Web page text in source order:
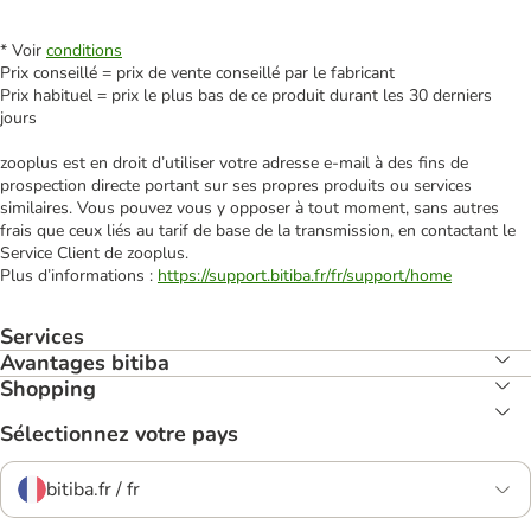
* Voir conditions
Prix conseillé = prix de vente conseillé par le fabricant
Prix habituel = prix le plus bas de ce produit durant les 30 derniers
jours
zooplus est en droit d’utiliser votre adresse e‑mail à des fins de
prospection directe portant sur ses propres produits ou services
similaires. Vous pouvez vous y opposer à tout moment, sans autres
frais que ceux liés au tarif de base de la transmission, en contactant le
Service Client de zooplus.
Plus d’informations : https://support.bitiba.fr/fr/support/home
Services
Avantages bitiba
Shopping
Sélectionnez votre pays
bitiba.fr / fr